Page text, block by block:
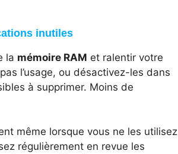
inutiles
la mémoire RAM et ralentir votre
l’usage, ou désactivez-les dans
à supprimer. Moins de
même lorsque vous ne les utilisez
régulièrement en revue les